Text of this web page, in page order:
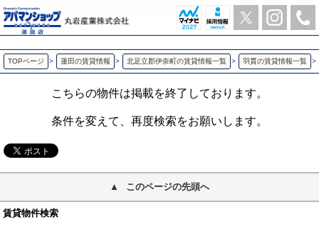
エコール 羽貫の1LDK賃貸アパート | アパマンショップ蓮田店-丸岩産業株式会社-
TOPページ > 蓮田の賃貸情報 > 北足立郡伊奈町の賃貸情報一覧 > 羽貫の賃貸情報一覧 >
こちらの物件は掲載を終了しております。
条件を変えて、再度検索をお願いします。
このページの先頭へ
賃貸物件検索